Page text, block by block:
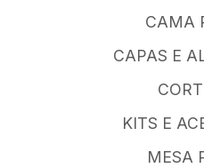
CAMA
CAPAS E
KITS E
MESA